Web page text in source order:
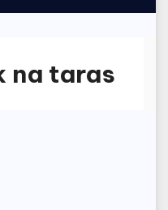
na taras